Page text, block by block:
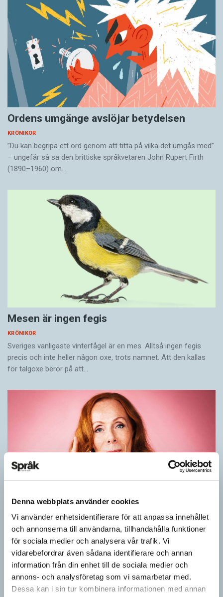
Denna webbplats använder cookies
Vi använder enhetsidentifierare för att anpassa innehållet
och annonserna till användarna, tillhandahålla funktioner
för sociala medier och analysera vår trafik. Vi
vidarebefordrar även sådana identifierare och annan
information från din enhet till de sociala medier och
annons- och analysföretag som vi samarbetar med.
Dessa kan i sin tur kombinera informationen med annan
Ordens umgänge avslöjar betydelsen
KRÖNIKOR
”Du kan begripa ett ord genom att titta på vilka det umgås med”
– ungefär så sa den brittiske språkvetaren John Rupert Firth
(1890–1960) om…
Mesen är ingen fegis
KRÖNIKOR
Sveriges vanligaste vinterfågel är en mes. Alltså ingen fegis
precis och inte heller någon oxe, trots namnet. Att den kallas
för talgoxe beror på att…
Rör inte mitt asså!
KRÖNIKOR
Vet ni vad småord är? Ja, det är små ord. Låt mig förklara vad
jag i dag menar med småord. Jag vet att jag i…